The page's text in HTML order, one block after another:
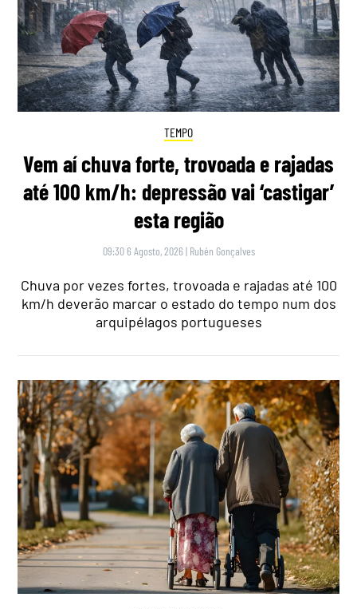
TEMPO
Vem aí chuva forte, trovoada e rajadas
até 100 km/h: depressão vai ‘castigar’
esta região
09:30 6 Agosto, 2026 | Rubén Gonçalves
Chuva por vezes fortes, trovoada e rajadas até 100
km/h deverão marcar o estado do tempo num dos
arquipélagos portugueses